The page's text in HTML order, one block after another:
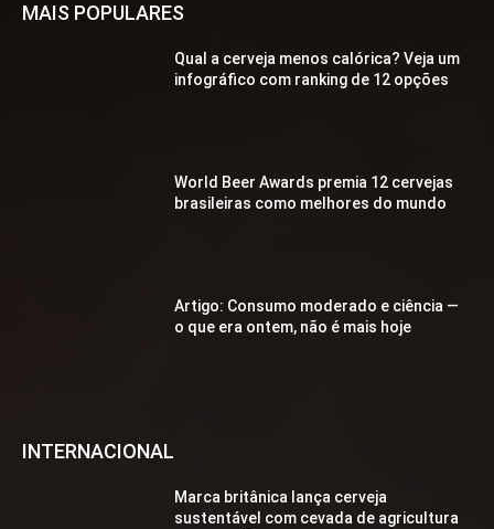
MAIS POPULARES
Qual a cerveja menos calórica? Veja um
infográfico com ranking de 12 opções
World Beer Awards premia 12 cervejas
brasileiras como melhores do mundo
Artigo: Consumo moderado e ciência —
o que era ontem, não é mais hoje
INTERNACIONAL
Marca britânica lança cerveja
sustentável com cevada de agricultura